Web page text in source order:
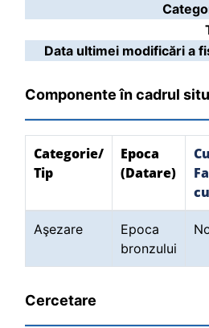
Data ultimei modificări a
Componente în cadrul
Categorie/
Tip
Epoca
(Datare)
Aşezare
Epoca
bronzului
Cercetare